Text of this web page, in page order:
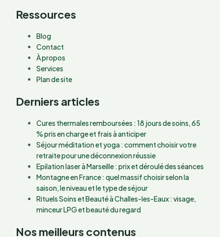
Ressources
Blog
Contact
À propos
Services
Plan de site
Derniers articles
Cures thermales remboursées : 18 jours de soins, 65
% pris en charge et frais à anticiper
Séjour méditation et yoga : comment choisir votre
retraite pour une déconnexion réussie
Epilation laser à Marseille : prix et déroulé des séances
Montagne en France : quel massif choisir selon la
saison, le niveau et le type de séjour
Rituels Soins et Beauté à Challes-les-Eaux : visage,
minceur LPG et beauté du regard
Nos meilleurs contenus